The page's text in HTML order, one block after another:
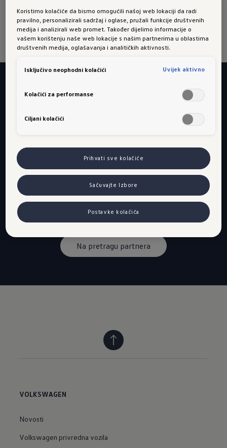
za VW Sharan
Želite se dalje informisati ili
partnera
Iskoristite našu praktičnu tražilicu ovlaštenih
partnera, kako biste jednostavno pronašli sebi
najbližeg te telefonski ili online rezervirali svoj
idući termin u servisu.
Na pretragu partnera
VOLKSWAGEN
Novosti
Volkswagen privredna vozila
Koristimo kolačiće da bismo omogućili našoj web lokaciji da radi
pravilno, personalizirali sadržaj i oglase, pružali funkcije društvenih
medija i analizirali web promet. Također dijelimo informacije o
vašem korištenju naše web lokacije s našim partnerima u oblastima
društvenih medija, oglašavanja i analitičkih aktivnosti.
Isključivo neophodni kolačići Uvijek aktivno
Kolačići za performanse
Ciljani kolačići
Prihvati sve kolačiće
Sačuvajte Izbore
Postavke kolačića